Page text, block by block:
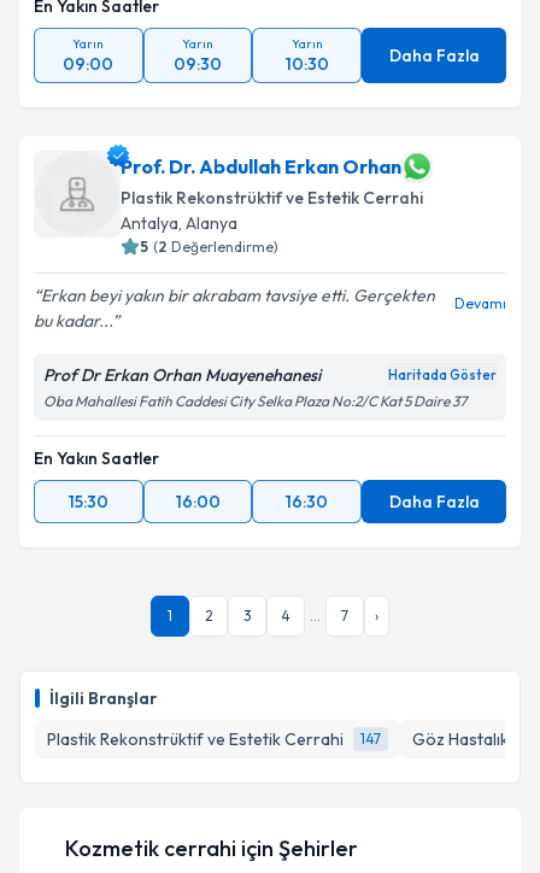
İlgili Branşlar
Plastik Rekonstrüktif ve Estetik Cerrahi
147 Göz Hastalıkları
En Yakın Saatler
Yarın
09:00
Yarın
09:30
Yarın
10:30 Daha Fazla
Prof. Dr. Abdullah Erkan Orhan
Plastik Rekonstrüktif ve Estetik Cerrahi
Antalya, Alanya
5 (2 Değerlendirme)
Erkan beyi yakın bir akrabam tavsiye etti. Gerçekten
bu kadar...
Devamı
Prof Dr Erkan Orhan Muayenehanesi Haritada Göster
Oba Mahallesi Fatih Caddesi City Selka Plaza No:2/C Kat 5 Daire 37
En Yakın Saatler
15:30
16:00 16:30 Daha Fazla
1 2 3 4 ... 7 ›
Kozmetik cerrahi için Şehirler